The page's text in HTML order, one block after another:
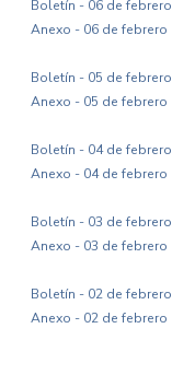
Boletín - 06 de febrero
Anexo - 06 de febrero
Boletín - 05 de febrero
Anexo - 05 de febrero
Boletín - 04 de febrero
Anexo - 04 de febrero
Boletín - 03 de febrero
Anexo - 03 de febrero
Boletín - 02 de febrero
Anexo - 02 de febrero